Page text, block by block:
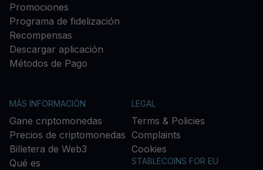
Promociones
Programa de fidelización
Recompensas
Descargar aplicación
Métodos de Pago
MÁS INFORMACIÓN
Gane criptomonedas
Precios de criptomonedas
Billetera de Web3
Qué es
LEGAL
Terms & Policies
Complaints
Cookies
STABLECOINS FOR EU